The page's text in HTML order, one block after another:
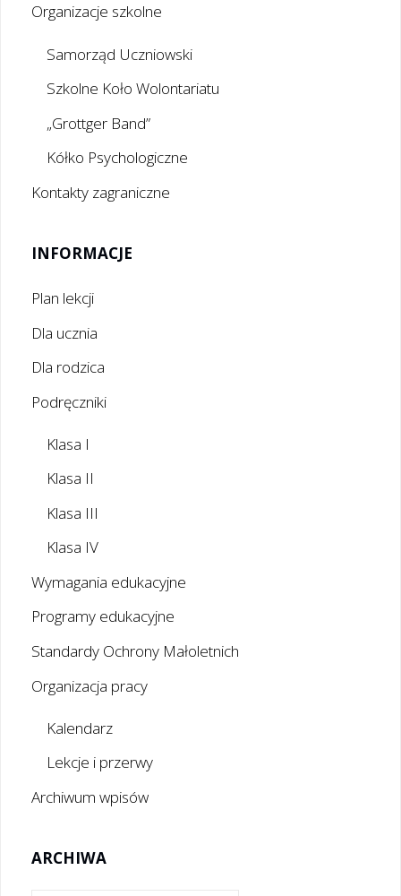
Organizacje szkolne
Samorząd Uczniowski
Szkolne Koło Wolontariatu
„Grottger Band”
Kółko Psychologiczne
Kontakty zagraniczne
INFORMACJE
Plan lekcji
Dla ucznia
Dla rodzica
Podręczniki
Klasa I
Klasa II
Klasa III
Klasa IV
Wymagania edukacyjne
Programy edukacyjne
Standardy Ochrony Małoletnich
Organizacja pracy
Kalendarz
Lekcje i przerwy
Archiwum wpisów
ARCHIWA